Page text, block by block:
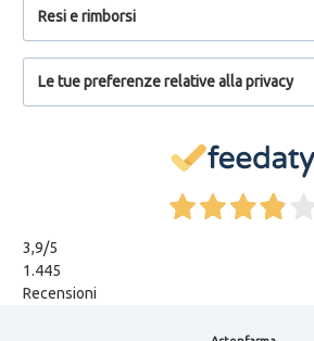
Resi e rimborsi
Le tue preferenze relative alla privacy
3,9/5
1.445
Recensioni